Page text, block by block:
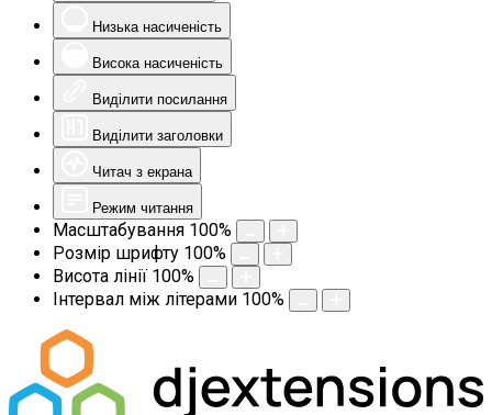
Низька насиченість
Висока насиченість
Виділити посилання
Виділити заголовки
Читач з екрана
Режим читання
Масштабування 100%
Розмір шрифту 100%
Висота лінії 100%
Інтервал між літерами 100%